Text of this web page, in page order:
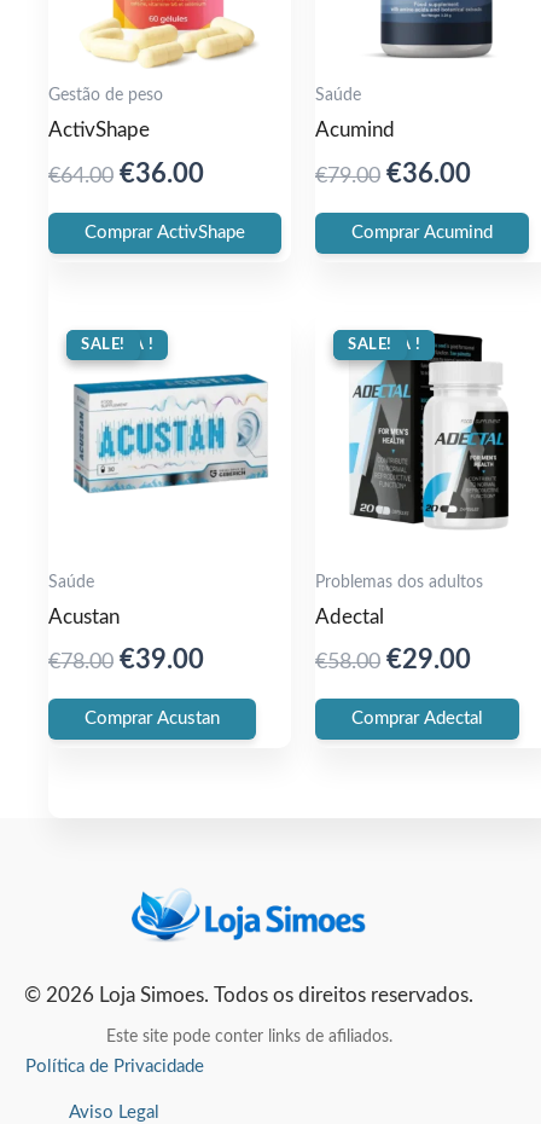
Gestão de peso
ActivShape
€64.00 Original
price
was:
€36.00Current
price
is:
Comprar ActivShape
Saúde
Acumind
€79.00 Original
price
was:
€36.00
price
is:
Comprar Acumind
OFERTA !
SALE!
Saúde
Acustan
€78.00 Original
price
was:
€39.00Current
price
is:
Comprar Acustan
OFERTA !
SALE!
Problemas dos adultos
Adectal
€58.00 Original
price
was:
€29.00
price
is:
Comprar Adectal
© 2026 Loja Simoes. Todos os direitos reservados.
Este site pode conter links de afiliados.
Política de Privacidade
Aviso Legal